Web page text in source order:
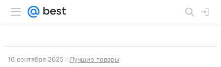
16 сентября 2025 Лучшие товары